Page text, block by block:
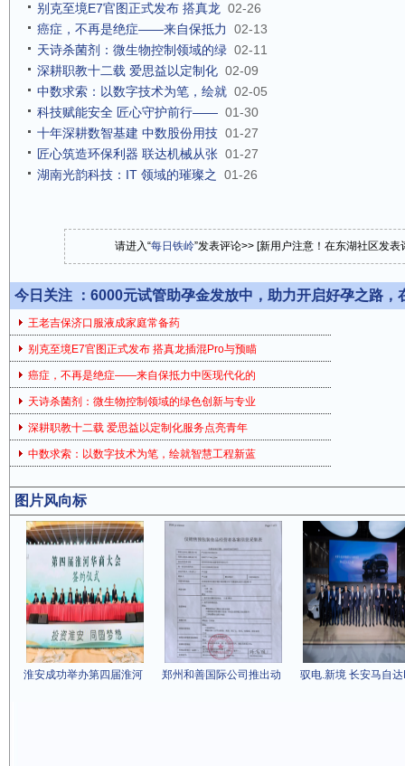
别克至境E7官图正式发布 搭真龙 02-26
癌症，不再是绝症——来自保抵力
02-13
天诗杀菌剂：微生物控制领域的绿 02-11
深耕职教十二载 爱思益以定制化 02-09
中数求索：以数字技术为笔，绘就 02-05
科技赋能安全 匠心守护前行—— 01-30
十年深耕数智基建 中数股份用技 01-27
匠心筑造环保利器 联达机械从张 01-27
湖南光韵科技：IT 领域的璀璨之
01-26
请进入“每日铁岭”发表评论>> [新用户注意！在东湖社区发表
今日关注 ： 6000元试管助孕金发放中，助力开启好孕之路，
王老吉保济口服液成家庭常备药
别克至境E7官图正式发布 搭真龙插混Pro与预瞄
癌症，不再是绝症——来自保抵力中医现代化的
天诗杀菌剂：微生物控制领域的绿色创新与专业
深耕职教十二载 爱思益以定制化服务点亮青年
中数求索：以数字技术为笔，绘就智慧工程新蓝
图片风向标
淮安成功举办第四届淮河 郑州和善国际公司推出动 驭电.新境 长安马自达